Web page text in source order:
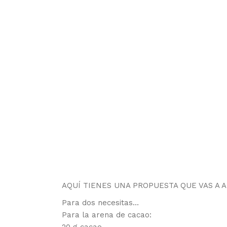
AQUÍ TIENES UNA PROPUESTA QUE VAS A
Para dos necesitas…
Para la arena de cacao: